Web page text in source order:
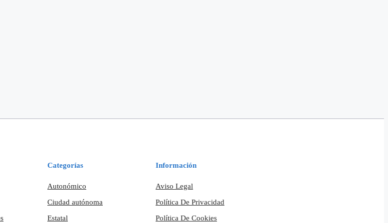
Categorías
Autonómico
Ciudad autónoma
Estatal
Información
Aviso Legal
Política De Privacidad
Política De Cookies